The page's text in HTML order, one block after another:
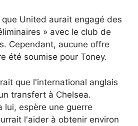
United aurait engagé des
» avec le club de
Cependant, aucune offre
été soumise pour Toney.
que l'international anglais
transfert à Chelsea.
lui, espère une guerre
l'aider à obtenir environ